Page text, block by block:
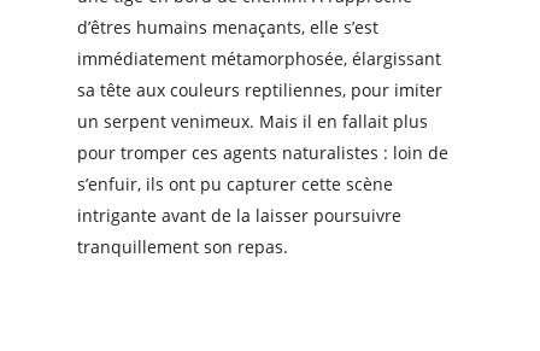
d’êtres humains menaçants, elle s’est
immédiatement métamorphosée, élargissant
sa tête aux couleurs reptiliennes, pour imiter
un serpent venimeux. Mais il en fallait plus
pour tromper ces agents naturalistes : loin de
s’enfuir, ils ont pu capturer cette scène
intrigante avant de la laisser poursuivre
tranquillement son repas.